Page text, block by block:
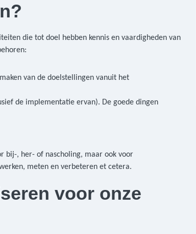
die tot doel hebben kennis en vaardigheden van
van de doelstellingen vanuit het
de implementatie ervan). De goede dingen
bij-, her- of nascholing, maar ook voor
meten en verbeteren et cetera.
voor onze